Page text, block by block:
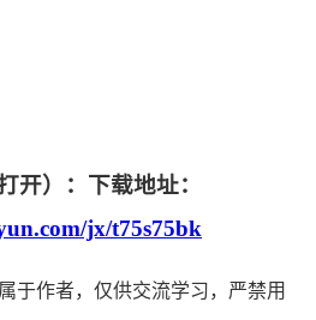
开）：下载地址：
jx/t75s75bk
于作者，仅供交流学习，严禁用